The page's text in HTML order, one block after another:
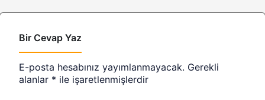
Bir Cevap Yaz
E-posta hesabınız yayımlanmayacak. Gerekli
alanlar * ile işaretlenmişlerdir